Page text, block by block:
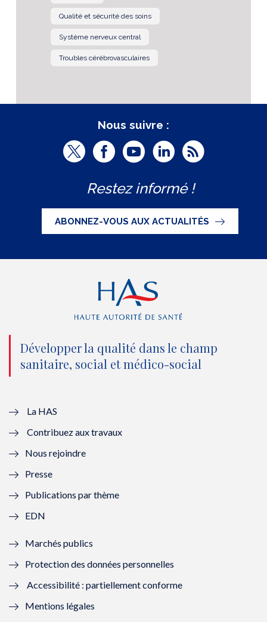
Qualité et sécurité des soins
Système nerveux central
Troubles cérébrovasculaires
Nous suivre :
T
i
t
t
e
n
o
u
l
l
f
n
ê
t
r
F
c
e
b
o
o
k
(
n
o
e
e
n
ê
Y
u
t
u
b
e
(
n
o
u
ê
t
L
n
k
e
d
(
n
o
ê
R
Restez informé !
ABONNEZ-VOUS AUX ACTUALITÉS
Développer la qualité dans le champ
sanitaire, social et médico-social
La HAS
Contribuez aux travaux
Nous rejoindre
Presse
Publications par thème
EDN
Marchés publics
Protection des données personnelles
Accessibilité : partiellement conforme
Mentions légales